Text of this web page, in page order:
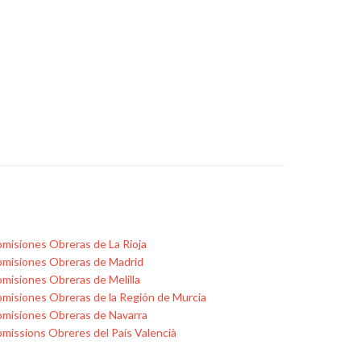
Obreras de La Rioja
Obreras de Madrid
Obreras de Melilla
Obreras de la Región de Murcia
Obreras de Navarra
Obreres del País Valencià